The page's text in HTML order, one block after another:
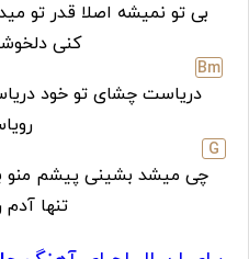
بی تو نمیشه اصلا قدر تو
کنی
Bm
دریاست چشای تو خود
G
چی میشد بشینی پیشم منو
تنها آدم